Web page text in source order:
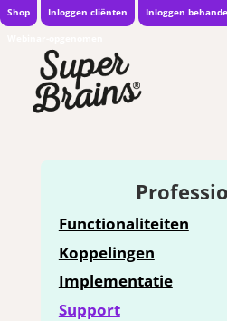
Shop Inloggen cliënten Inloggen
Functionaliteiten
Koppelingen
Implementatie
Support